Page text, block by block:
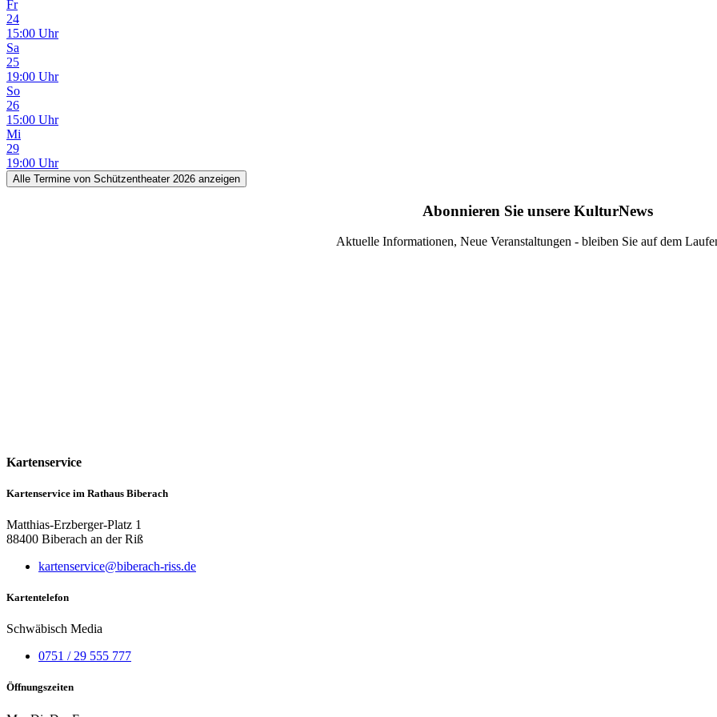
Fr
24
15:00 Uhr
Sa
25
19:00 Uhr
So
26
15:00 Uhr
Mi
29
19:00 Uhr
Alle Termine von Schützentheater 2026 anzeigen
Abonnieren Sie unsere KulturNews
Aktuelle Informationen, Neue Veranstaltungen - bleiben Sie auf dem
Kartenservice
Kartenservice im Rathaus Biberach
Matthias-Erzberger-Platz 1
88400 Biberach an der Riß
kartenservice@biberach-riss.de
Kartentelefon
Schwäbisch Media
0751 / 29 555 777
Öffnungszeiten